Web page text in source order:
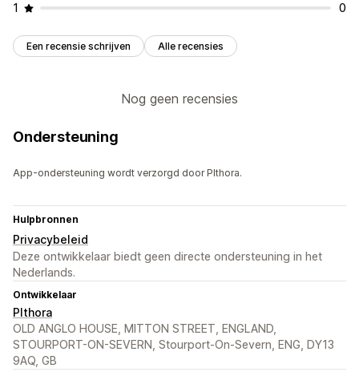
1
0
Een recensie schrijven Alle recensies
Nog geen recensies
Ondersteuning
App-ondersteuning wordt verzorgd door Plthora.
Hulpbronnen
Privacybeleid
Deze ontwikkelaar biedt geen directe ondersteuning in het
Nederlands.
Ontwikkelaar
Plthora
OLD ANGLO HOUSE, MITTON STREET, ENGLAND,
STOURPORT-ON-SEVERN, Stourport-On-Severn, ENG, DY13
9AQ, GB